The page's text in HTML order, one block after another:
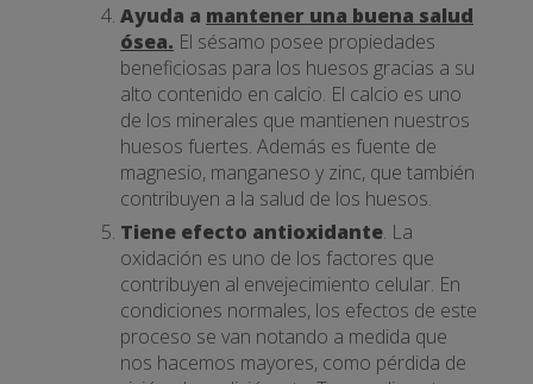
Ayuda a mantener una buena salud
ósea. El sésamo posee propiedades
beneficiosas para los huesos gracias a su
alto contenido en calcio. El calcio es uno
de los minerales que mantienen nuestros
huesos fuertes. Además es fuente de
magnesio, manganeso y zinc, que también
contribuyen a la salud de los huesos.
Tiene efecto antioxidante. La
oxidación es uno de los factores que
contribuyen al envejecimiento celular. En
condiciones normales, los efectos de este
proceso se van notando a medida que
nos hacemos mayores, como pérdida de